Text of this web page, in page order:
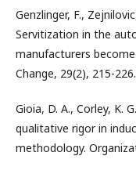
Genzlinger, F.,
Servitization in the
manufacturers
Change, 29(2), 215-226.
Gioia, D. A., Corley, K.
qualitative rigor in
methodology.